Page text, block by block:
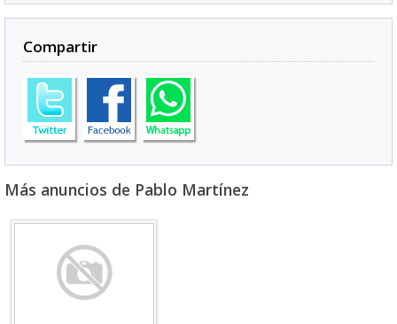
Compartir
Más anuncios de Pablo Martínez